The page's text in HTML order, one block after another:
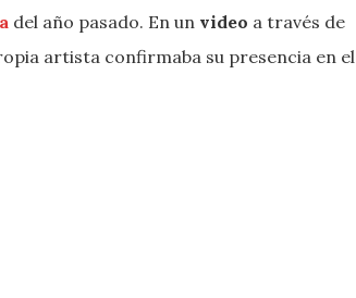
del año pasado. En un video a través de
artista confirmaba su presencia en el